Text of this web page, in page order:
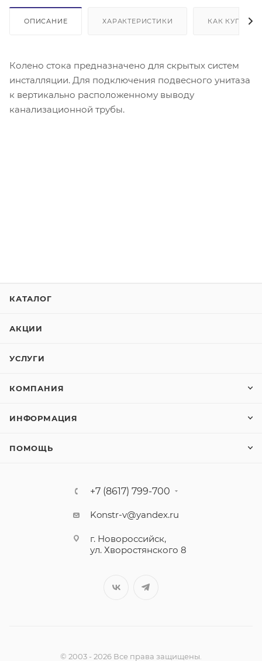
ОПИСАНИЕ ХАРАКТЕРИСТИКИ КАК КУПИТЬ
Колено стока предназначено для скрытых систем
инсталляции. Для подключения подвесного унитаза
к вертикально расположенному выводу
канализационной трубы.
КАТАЛОГ
АКЦИИ
УСЛУГИ
КОМПАНИЯ
ИНФОРМАЦИЯ
ПОМОЩЬ
+7 (8617) 799-700
Konstr-v@yandex.ru
г. Новороссийск,
ул. Хворостянского 8
© 2003 - 2026 Все права защищены.